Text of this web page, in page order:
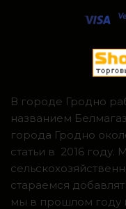
В городе Гродно
названием
города Гродно
статьи в 2016
стараемся
мы в прошлом году